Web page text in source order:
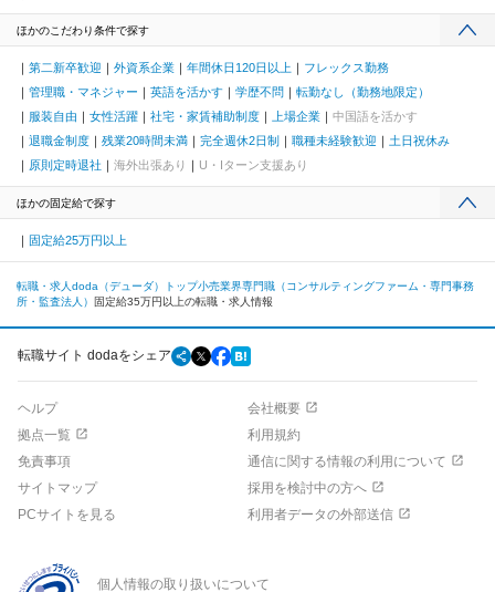
ほかのこだわり条件で探す
第二新卒歓迎 外資系企業 年間休日120日以上
フレックス勤務
管理職・マネジャー
英語を活かす 学歴不問
転勤なし（勤務地限定）
服装自由
女性活躍 社宅・家賃補助制度 上場企業
中国語を活かす
退職金制度
残業20時間未満 完全週休2日制 職種未経験歓迎
土日祝休み
原則定時退社
海外出張あり U・Iターン支援あり
ほかの固定給で探す
固定給25万円以上
転職・求人doda（デューダ）トップ小売業界専門職（コンサルティングファーム・専門事務
所・監査法人） 固定給35万円以上の転職・求人情報
転職サイト dodaをシェア
ヘルプ
会社概要
拠点一覧
利用規約
免責事項
通信に関する情報の利用について
サイトマップ
採用を検討中の方へ
PCサイトを見る
利用者データの外部送信
個人情報の取り扱いについて